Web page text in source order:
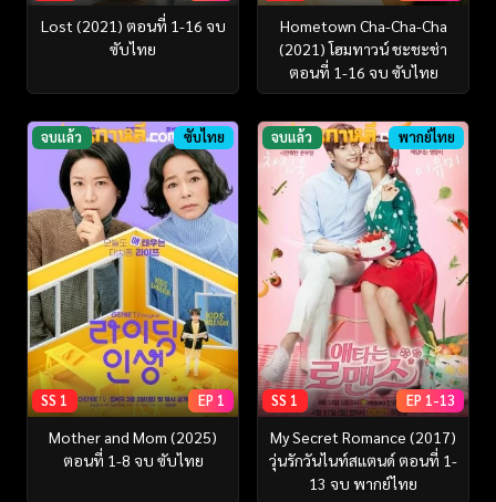
Lost (2021) ตอนที่ 1-16 จบ
ซับไทย
Hometown Cha-Cha-Cha
(2021) โฮมทาวน์ ชะชะช่า
ตอนที่ 1-16 จบ ซับไทย
จบแล้ว ซับไทย
SS 1 EP 1
Mother and Mom (2025)
ตอนที่ 1-8 จบ ซับไทย
จบแล้ว พากย์ไทย
SS 1 EP 1-13
My Secret Romance (2017)
วุ่นรักวันไนท์สแตนด์ ตอนที่ 1-
13 จบ พากย์ไทย